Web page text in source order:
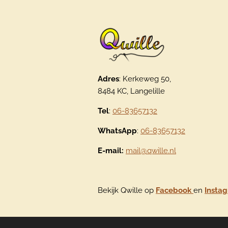
Adres: Kerkeweg 50,
8484 KC, Langelille
Tel: 06-83657132
WhatsApp: 06-83657132
E-mail: mail@qwille.nl
Bekijk Qwille op Facebook en